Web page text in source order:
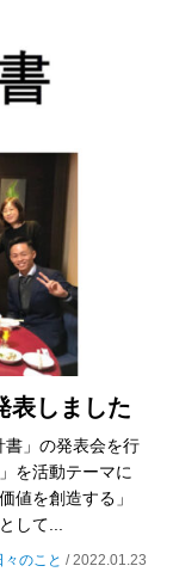
表しました
」の発表会を行
を活動テーマに
値を創造する」
して...
々のこと / 2022.01.23